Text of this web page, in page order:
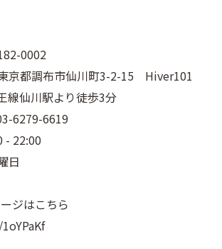
0002
市仙川町3-2-15 Hiver101
仙川駅より徒歩3分
6619
22:00
ジはこちら